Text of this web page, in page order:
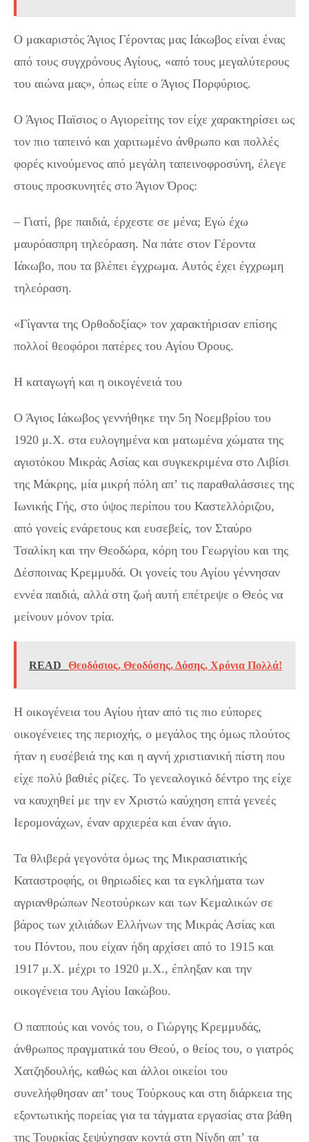
Ο μακαριστός Άγιος Γέροντας μας Ιάκωβος είναι ένας
από τους συγχρόνους Αγίους, «από τους μεγαλύτερους
του αιώνα μας», όπως είπε ο Άγιος Πορφύριος.
Ο Άγιος Παϊσιος ο Αγιορείτης τον είχε χαρακτηρίσει ως
τον πιο ταπεινό και χαριτωμένο άνθρωπο και πολλές
φορές κινούμενος από μεγάλη ταπεινοφροσύνη, έλεγε
στους προσκυνητές στο Άγιον Όρος:
– Γιατί, βρε παιδιά, έρχεστε σε μένα; Εγώ έχω
μαυρόασπρη τηλεόραση. Να πάτε στον Γέροντα
Ιάκωβο, που τα βλέπει έγχρωμα. Αυτός έχει έγχρωμη
τηλεόραση.
«Γίγαντα της Ορθοδοξίας» τον χαρακτήρισαν επίσης
πολλοί θεοφόροι πατέρες του Αγίου Όρους.
Η καταγωγή και η οικογένειά του
Ο Άγιος Ιάκωβος γεννήθηκε την 5η Νοεμβρίου του
1920 μ.Χ. στα ευλογημένα και ματωμένα χώματα της
αγιοτόκου Μικράς Ασίας και συγκεκριμένα στο Λιβίσι
της Μάκρης, μία μικρή πόλη απ’ τις παραθαλάσσιες της
Ιωνικής Γής, στο ύψος περίπου του Καστελλόριζου,
από γονείς ενάρετους και ευσεβείς, τον Σταύρο
Τσαλίκη και την Θεοδώρα, κόρη του Γεωργίου και της
Δέσποινας Κρεμμυδά. Οι γονείς του Αγίου γέννησαν
εννέα παιδιά, αλλά στη ζωή αυτή επέτρεψε ο Θεός να
μείνουν μόνον τρία.
READ Θεοδόσιος, Θεοδόσης, Δόσης, Χρόνια Πολλά!
Η οικογένεια του Αγίου ήταν από τις πιο εύπορες
οικογένειες της περιοχής, ο μεγάλος της όμως πλούτος
ήταν η ευσέβειά της και η αγνή χριστιανική πίστη που
είχε πολύ βαθιές ρίζες. Το γενεαλογικό δέντρο της είχε
να καυχηθεί με την εν Χριστώ καύχηση επτά γενεές
Ιερομονάχων, έναν αρχιερέα και έναν άγιο.
Τα θλιβερά γεγονότα όμως της Μικρασιατικής
Καταστροφής, οι θηριωδίες και τα εγκλήματα των
αγριανθρώπων Νεοτούρκων και των Κεμαλικών σε
βάρος των χιλιάδων Ελλήνων της Μικράς Ασίας και
του Πόντου, που είχαν ήδη αρχίσει από το 1915 και
1917 μ.Χ. μέχρι το 1920 μ.Χ., έπληξαν και την
οικογένεια του Αγίου Ιακώβου.
Ο παππούς και νονός του, ο Γιώργης Κρεμμυδάς,
άνθρωπος πραγματικά του Θεού, ο θείος του, ο γιατρός
Χατζηδουλής, καθώς και άλλοι οικείοι του
συνελήφθησαν απ’ τους Τούρκους και στη διάρκεια της
εξοντωτικής πορείας για τα τάγματα εργασίας στα βάθη
της Τουρκίας ξεψύχησαν κοντά στη Νίγδη απ’ τα